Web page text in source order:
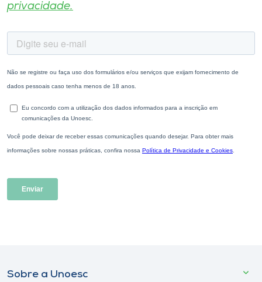
privacidade.
Sobre a Unoesc